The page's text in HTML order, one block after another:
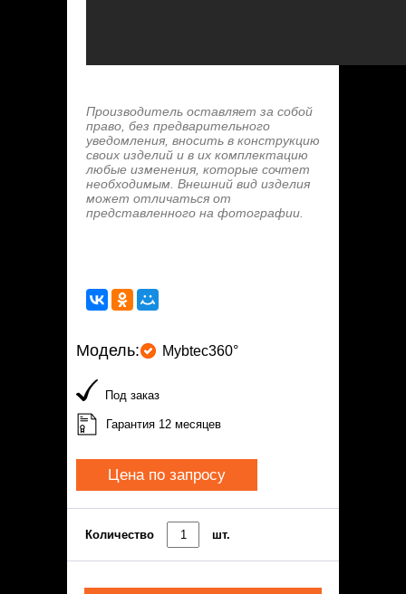
Производитель оставляет за собой
право, без предварительного
уведомления, вносить в конструкцию
своих изделий и в их комплектацию
любые изменения, которые сочтет
необходимым. Внешний вид изделия
может отличаться от
представленного на фотографии.
Модель: Mybtec360°
Под заказ
Гарантия 12 месяцев
Цена по запросу
Количество шт.